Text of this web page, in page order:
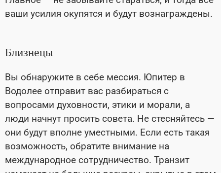
ваши усилия окупятся и будут вознаграждены.
Близнецы
Вы обнаружите в себе мессия. Юпитер в
Водолее отправит вас разбираться с
вопросами духовности, этики и морали, а
люди начнут просить совета. Не стесняйтесь —
они будут вполне уместными. Если есть такая
возможность, обратите внимание на
международное сотрудничество. Транзит